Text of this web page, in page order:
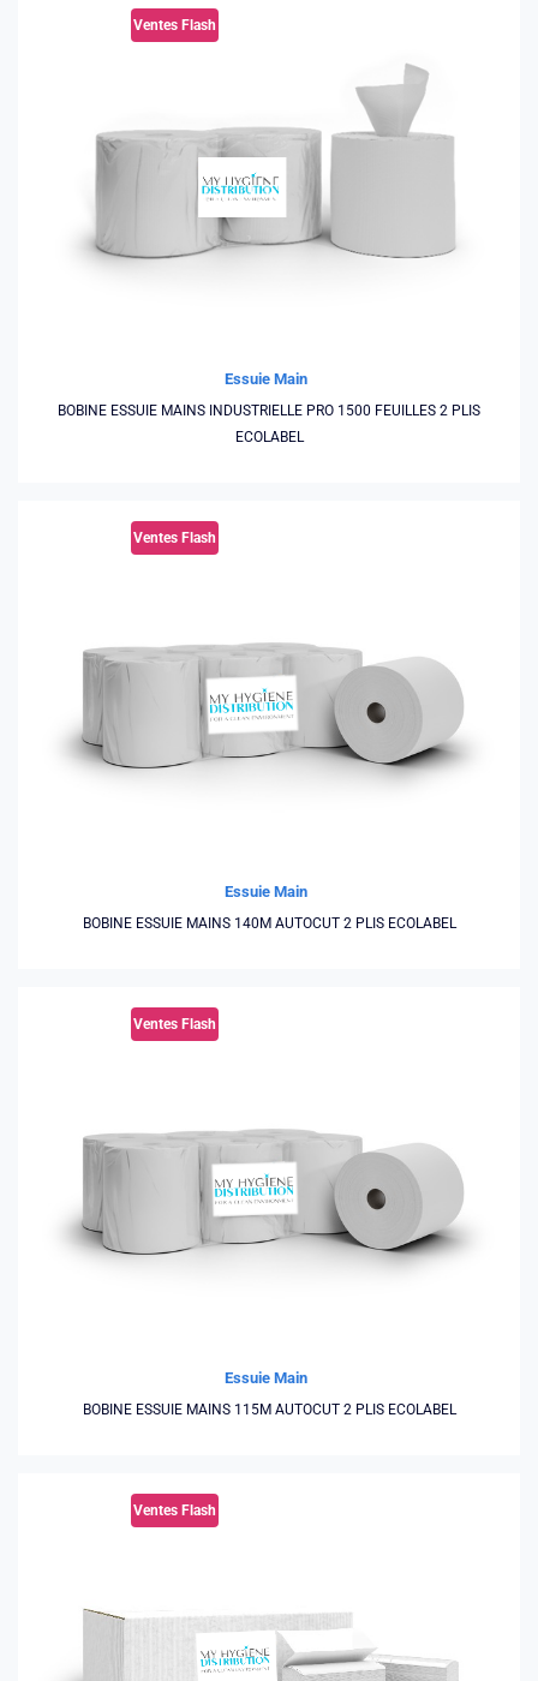
Ventes Flash
Essuie Main
BOBINE ESSUIE MAINS INDUSTRIELLE PRO 1500 FEUILLES 2 PLIS
ECOLABEL
Ventes Flash
Essuie Main
BOBINE ESSUIE MAINS 140M AUTOCUT 2 PLIS ECOLABEL
Ventes Flash
Essuie Main
BOBINE ESSUIE MAINS 115M AUTOCUT 2 PLIS ECOLABEL
Ventes Flash